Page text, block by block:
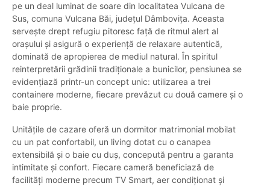
pe un deal luminat de soare din localitatea Vulcana de
Sus, comuna Vulcana Băi, județul Dâmbovița. Aceasta
servește drept refugiu pitoresc față de ritmul alert al
orașului și asigură o experiență de relaxare autentică,
dominată de apropierea de mediul natural. În spiritul
reinterpretării grădinii tradiționale a bunicilor, pensiunea se
evidențiază printr-un concept unic: utilizarea a trei
containere moderne, fiecare prevăzut cu două camere și o
baie proprie.
Unitățile de cazare oferă un dormitor matrimonial mobilat
cu un pat confortabil, un living dotat cu o canapea
extensibilă și o baie cu duș, concepută pentru a garanta
intimitate și confort. Fiecare cameră beneficiază de
facilități moderne precum TV Smart, aer condiționat și